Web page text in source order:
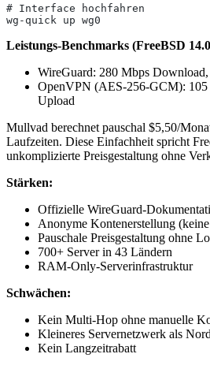
# Interface hochfahren
wg-quick up wg0
Leistungs-Benchmarks (FreeBSD
WireGuard: 280 Mbps
OpenVPN (AES-256-GCM):
Upload
Mullvad berechnet pauschal $5,50/
Laufzeiten. Diese Einfachheit spricht
unkomplizierte Preisgestaltung ohne
Stärken:
Offizielle WireGuard-
Anonyme Kontenerstellung
Pauschale Preisgestaltung ohne
700+ Server in 43 Ländern
RAM-Only-Serverinfrastruktur
Schwächen:
Kein Multi-Hop ohne manuelle
Kleineres Servernetzwerk als
Kein Langzeitrabatt